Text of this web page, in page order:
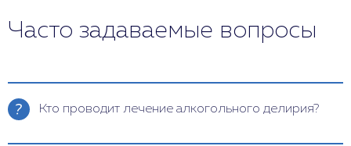
Часто задаваемые вопросы
Кто проводит лечение алкогольного делирия?